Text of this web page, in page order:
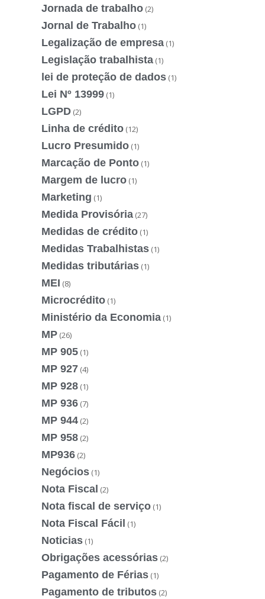
Jornada de trabalho (2)
Jornal de Trabalho (1)
Legalização de empresa (1)
Legislação trabalhista (1)
lei de proteção de dados (1)
Lei Nº 13999 (1)
LGPD (2)
Linha de crédito (12)
Lucro Presumido (1)
Marcação de Ponto (1)
Margem de lucro (1)
Marketing (1)
Medida Provisória (27)
Medidas de crédito (1)
Medidas Trabalhistas (1)
Medidas tributárias (1)
MEI (8)
Microcrédito (1)
Ministério da Economia (1)
MP (26)
MP 905 (1)
MP 927 (4)
MP 928 (1)
MP 936 (7)
MP 944 (2)
MP 958 (2)
MP936 (2)
Negócios (1)
Nota Fiscal (2)
Nota fiscal de serviço (1)
Nota Fiscal Fácil (1)
Noticias (1)
Obrigações acessórias (2)
Pagamento de Férias (1)
Pagamento de tributos (2)